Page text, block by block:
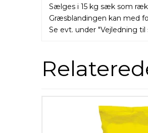
Sælges i 15 kg sæk som
Græsblandingen kan med
Se evt. under "Vejledning til